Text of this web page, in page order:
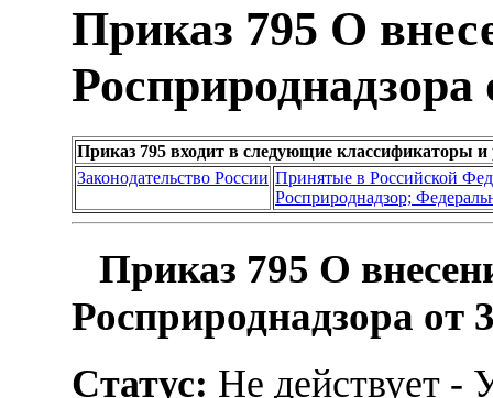
Приказ 795 О
Росприроднадзора
Приказ 795 входит в следующие классификаторы и
Законодательство России Принятые в Российской
Росприроднадзор;
Приказ 795 О
Росприроднадзора от
Статус: Не действует -